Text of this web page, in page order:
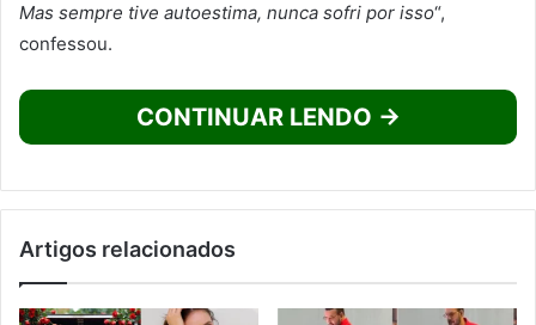
Mas sempre tive autoestima, nunca sofri por isso“,
confessou.
CONTINUAR LENDO →
Artigos relacionados